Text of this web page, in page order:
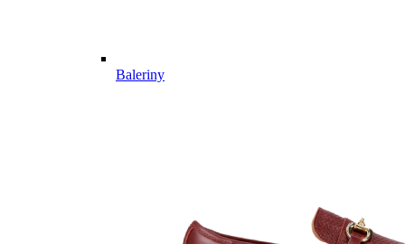
Baleriny